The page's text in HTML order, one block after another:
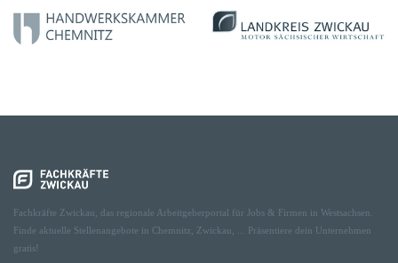
Fachkräfte Zwickau, das regionale Arbeitgeberportal für Jobs & Firmen in Westsachsen.
Finde aktuelle Stellenangebote in Chemnitz, Zwickau, ... Präsentiere dein Unternehmen
gratis!